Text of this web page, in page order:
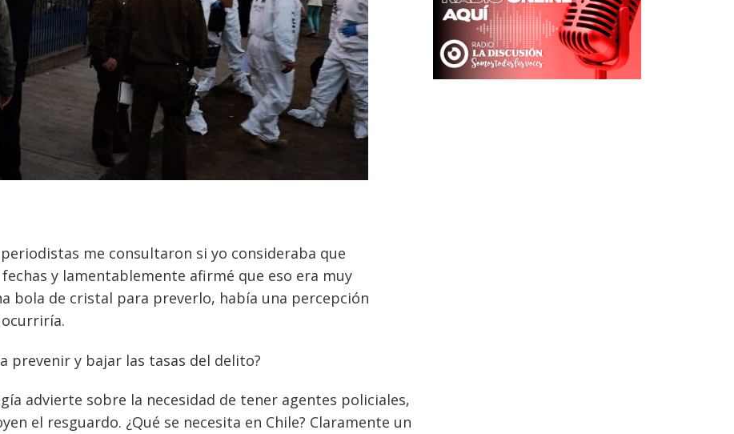
me consultaron si yo consideraba que
y lamentablemente afirmé que eso era muy
bola de cristal para preverlo, había una percepción
prevenir y bajar las tasas del delito?
advierte sobre la necesidad de tener agentes policiales,
el resguardo. ¿Qué se necesita en Chile? Claramente un